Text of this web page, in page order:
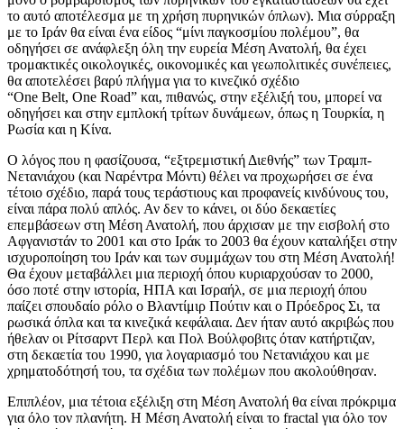
το αυτό αποτέλεσμα με τη χρήση πυρηνικών όπλων). Μια σύρραξη
με το Ιράν θα είναι ένα είδος “μίνι παγκοσμίου πολέμου”, θα
οδηγήσει σε ανάφλεξη όλη την ευρεία Μέση Ανατολή, θα έχει
τρομακτικές οικολογικές, οικονομικές και γεωπολιτικές συνέπειες,
θα αποτελέσει βαρύ πλήγμα για το κινεζικό σχέδιο
“One Belt, One Road” και, πιθανώς, στην εξέλιξή του, μπορεί να
οδηγήσει και στην εμπλοκή τρίτων δυνάμεων, όπως η Τουρκία, η
Ρωσία και η Κίνα.
Ο λόγος που η φασίζουσα, “εξτρεμιστική Διεθνής” των Τραμπ-
Νετανιάχου (και Ναρέντρα Μόντι) θέλει να προχωρήσει σε ένα
τέτοιο σχέδιο, παρά τους τεράστιους και προφανείς κινδύνους του,
είναι πάρα πολύ απλός. Αν δεν το κάνει, οι δύο δεκαετίες
επεμβάσεων στη Μέση Ανατολή, που άρχισαν με την εισβολή στο
Αφγανιστάν το 2001 και στο Ιράκ το 2003 θα έχουν καταλήξει στην
ισχυροποίηση του Ιράν και των συμμάχων του στη Μέση Ανατολή!
Θα έχουν μεταβάλλει μια περιοχή όπου κυριαρχούσαν το 2000,
όσο ποτέ στην ιστορία, ΗΠΑ και Ισραήλ, σε μια περιοχή όπου
παίζει σπουδαίο ρόλο ο Βλαντίμιρ Πούτιν και ο Πρόεδρος Σι, τα
ρωσικά όπλα και τα κινεζικά κεφάλαια. Δεν ήταν αυτό ακριβώς που
ήθελαν οι Ρίτσαρντ Περλ και Πολ Βούλφοβιτς όταν κατήρτιζαν,
στη δεκαετία του 1990, για λογαριασμό του Νετανιάχου και με
χρηματοδότησή του, τα σχέδια των πολέμων που ακολούθησαν.
Επιπλέον, μια τέτοια εξέλιξη στη Μέση Ανατολή θα είναι πρόκριμα
για όλο τον πλανήτη. Η Μέση Ανατολή είναι το fractal για όλο τον